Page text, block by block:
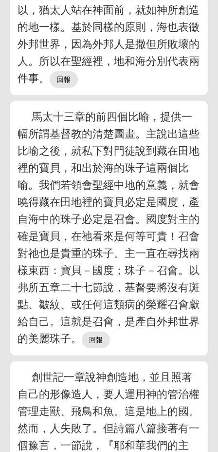
以，猶太人站在神面前，就如神所創造
的地一樣。基於同樣的原則，海也表徵
外邦世界，因為外邦人是撒但所敗壞的
人。所以在聖經裡，地和海分別代表兩
件事。
馬太十三章的前四個比喻，提供一
幅所謂基督教的清楚圖畫。主說出這些
比喻之後，就私下對門徒說到藏在田地
裡的寶貝，和出於海的珠子這兩個比
喻。我們若領會聖經中地的意義，就會
曉得藏在田地裡的寶貝必定是國度，產
自海中的珠子必定是召會。國度對主的
確是寶貝，在祂看來是何等可貴！召會
對祂也是貴重的珠子。主一直在尋找兩
樣東西：寶貝－國度；珠子－召會。以
弗所五章二十七節說，基督要將沒有斑
點、皺紋、或任何這類病的榮耀召會獻
給自己。這就是召會，是產自外邦世界
的美麗珠子。
創世記一章說神創造地，並且照著
自己的形像造人，要人運用神的管治權
管理走獸、飛鳥和魚。這是地上的國。
然而，人失敗了。但詩篇八篇接著有一
個豫言，一節說，『耶和華我們的主